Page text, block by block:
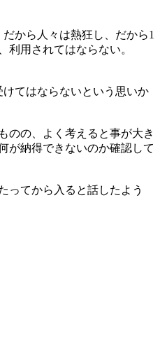
から人々は熱狂し、だから1
用されてはならない。
てはならないという思いか
のの、よく考えると事が大き
が納得できないのか確認して
ってから入ると話したよう